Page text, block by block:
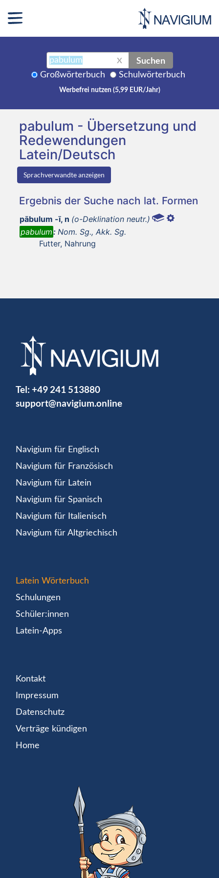
X Suchen
Großwörterbuch Schulwörterbuch
Werbefrei nutzen (5,99 EUR/Jahr)
pabulum - Übersetzung und
Redewendungen
Latein/Deutsch
Sprachverwandte anzeigen
Ergebnis der Suche nach lat. Formen
pābulum -ī, n (o-Deklination neutr.)
pabulum: Nom. Sg., Akk. Sg.
Futter, Nahrung
Tel: +49 241 513880
support@navigium.online
Navigium für Englisch
Navigium für Französisch
Navigium für Latein
Navigium für Spanisch
Navigium für Italienisch
Navigium für Altgriechisch
Latein Wörterbuch
Schulungen
Schüler:innen
Latein-Apps
Kontakt
Impressum
Datenschutz
Verträge kündigen
Home